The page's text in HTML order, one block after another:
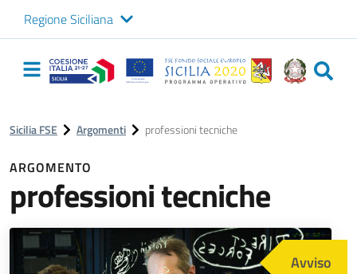
Regione Siciliana
Logo Sicilia FSE
Navigazione
principale
Sicilia FSE Argomenti professioni tecniche
ARGOMENTO
professioni tecniche
Immagine
Avviso